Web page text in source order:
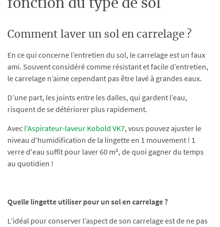
fonction du type de sol
Comment laver un sol en carrelage ?
En ce qui concerne l’entretien du sol, le carrelage est un faux
ami. Souvent considéré comme résistant et facile d’entretien,
le carrelage n’aime cependant pas être lavé à grandes eaux.
D’une part, les joints entre les dalles, qui gardent l’eau,
risquent de se détériorer plus rapidement.
Avec l'Aspirateur-laveur Kobold VK7, vous pouvez ajuster le
niveau d'humidification de la lingette en 1 mouvement ! 1
verre d'eau suffit pour laver 60 m², de quoi gagner du temps
au quotidien !
Quelle lingette utiliser pour un sol en carrelage ?
L’idéal pour conserver l’aspect de son carrelage est de ne pas